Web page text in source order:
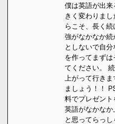
僕は英語が出
きく変わりま
らこそ、長く
強がなかなか続
としないで自分
を作ってまず
てください。
上がって行き
ましょう！！
料でプレゼン
英語がなかな
と思ってらっ